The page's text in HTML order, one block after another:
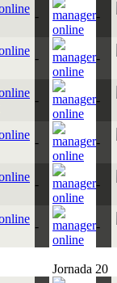
- -
- -
- -
- -
- -
- -
Jornada 20